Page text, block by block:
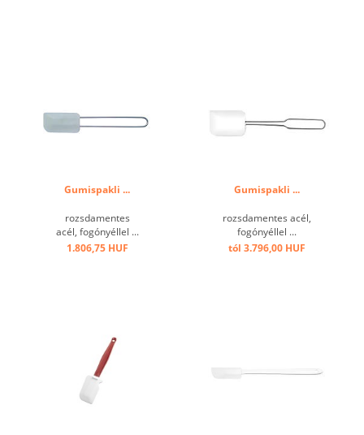
Gumispakli ...
rozsdamentes
acél, fogónyéllel ...
1.806,75 HUF
Gumispakli ...
rozsdamentes acél,
fogónyéllel ...
tól 3.796,00 HUF